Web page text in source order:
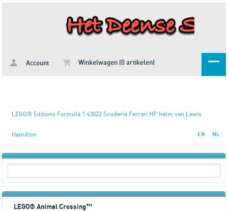
Account Winkelwagen (0 artikelen)
LEGO® Editions Formula 1 43022 Scuderia Ferrari HP helm van Lewis
Hamilton EN NL
LEGO® Animal Crossing™